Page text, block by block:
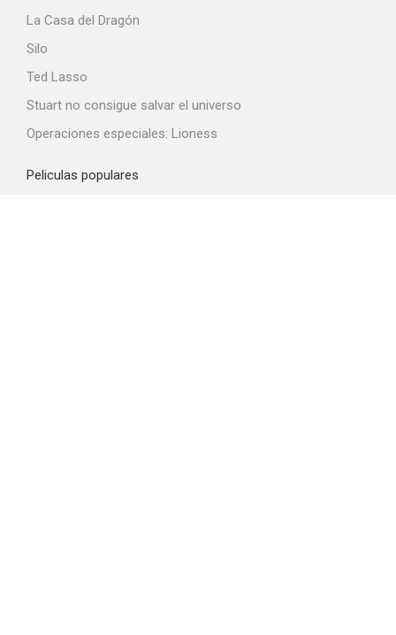
La Casa del Dragón
Silo
Ted Lasso
Stuart no consigue salvar el universo
Operaciones especiales: Lioness
Peliculas populares